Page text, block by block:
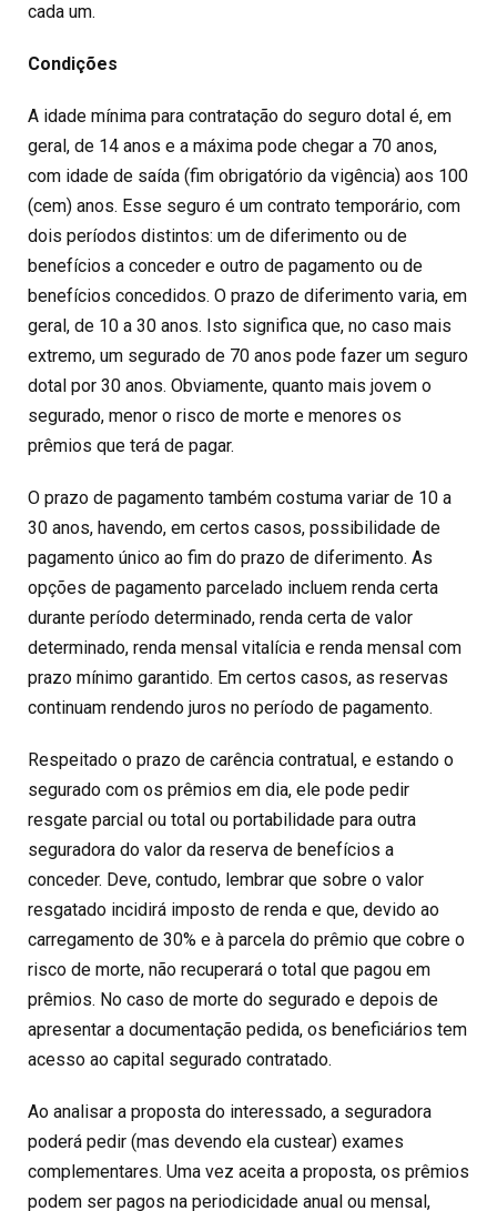
cada um.
Condições
A idade mínima para contratação do seguro dotal é, em
geral, de 14 anos e a máxima pode chegar a 70 anos,
com idade de saída (fim obrigatório da vigência) aos 100
(cem) anos. Esse seguro é um contrato temporário, com
dois períodos distintos: um de diferimento ou de
benefícios a conceder e outro de pagamento ou de
benefícios concedidos. O prazo de diferimento varia, em
geral, de 10 a 30 anos. Isto significa que, no caso mais
extremo, um segurado de 70 anos pode fazer um seguro
dotal por 30 anos. Obviamente, quanto mais jovem o
segurado, menor o risco de morte e menores os
prêmios que terá de pagar.
O prazo de pagamento também costuma variar de 10 a
30 anos, havendo, em certos casos, possibilidade de
pagamento único ao fim do prazo de diferimento. As
opções de pagamento parcelado incluem renda certa
durante período determinado, renda certa de valor
determinado, renda mensal vitalícia e renda mensal com
prazo mínimo garantido. Em certos casos, as reservas
continuam rendendo juros no período de pagamento.
Respeitado o prazo de carência contratual, e estando o
segurado com os prêmios em dia, ele pode pedir
resgate parcial ou total ou portabilidade para outra
seguradora do valor da reserva de benefícios a
conceder. Deve, contudo, lembrar que sobre o valor
resgatado incidirá imposto de renda e que, devido ao
carregamento de 30% e à parcela do prêmio que cobre o
risco de morte, não recuperará o total que pagou em
prêmios. No caso de morte do segurado e depois de
apresentar a documentação pedida, os beneficiários tem
acesso ao capital segurado contratado.
Ao analisar a proposta do interessado, a seguradora
poderá pedir (mas devendo ela custear) exames
complementares. Uma vez aceita a proposta, os prêmios
podem ser pagos na periodicidade anual ou mensal,